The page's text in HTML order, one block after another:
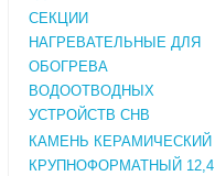
СЕКЦИИ
НАГРЕВАТЕЛЬНЫЕ ДЛЯ
ОБОГРЕВА
ВОДООТВОДНЫХ
УСТРОЙСТВ СНВ
КАМЕНЬ КЕРАМИЧЕСКИЙ
КРУПНОФОРМАТНЫЙ 12,4